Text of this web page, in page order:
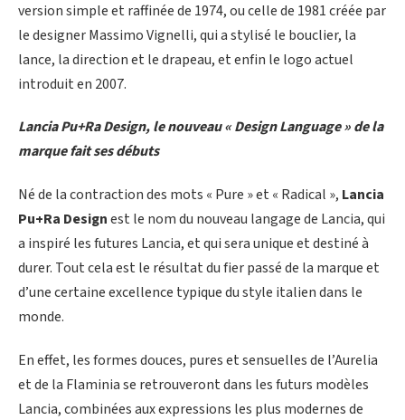
version simple et raffinée de 1974, ou celle de 1981 créée par
le designer Massimo Vignelli, qui a stylisé le bouclier, la
lance, la direction et le drapeau, et enfin le logo actuel
introduit en 2007.
Lancia Pu+Ra Design, le nouveau « Design Language » de la
marque fait ses débuts
Né de la contraction des mots « Pure » et « Radical », Lancia
Pu+Ra Designest le nom du nouveau langage de Lancia, qui
a inspiré les futures Lancia, et qui sera unique et destiné à
durer. Tout cela est le résultat du fier passé de la marque et
d’une certaine excellence typique du style italien dans le
monde.
En effet, les formes douces, pures et sensuelles de l’Aurelia
et de la Flaminia se retrouveront dans les futurs modèles
Lancia, combinées aux expressions les plus modernes de